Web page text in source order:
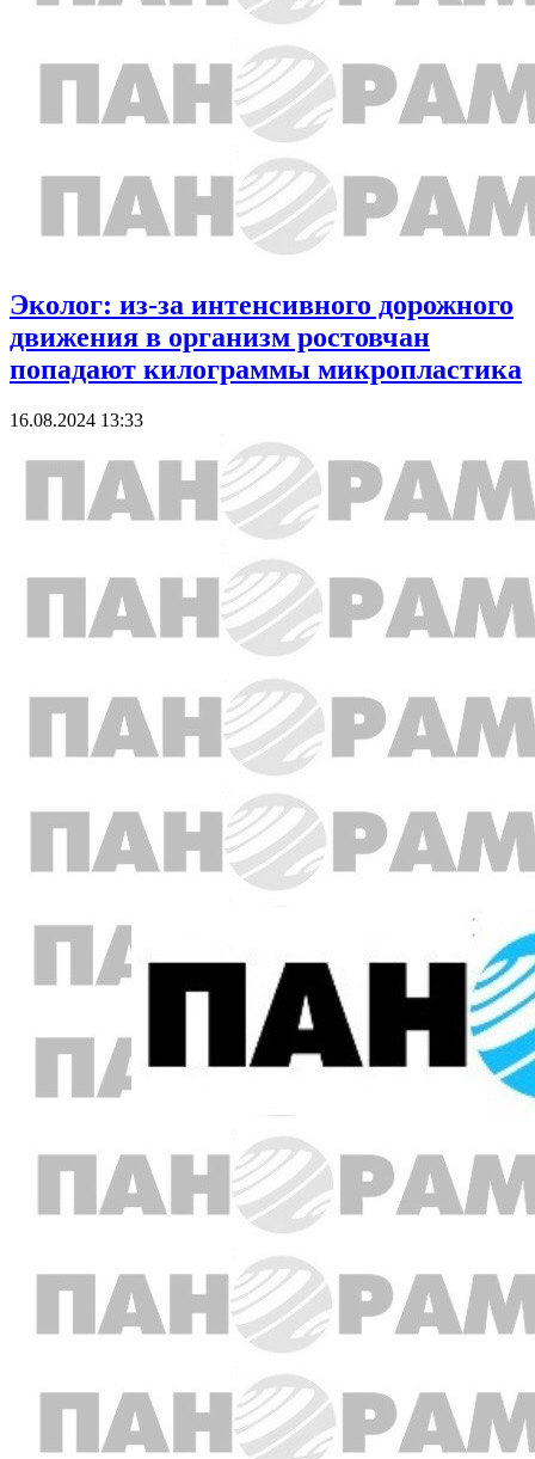
Эколог: из-за интенсивного дорожного
движения в организм ростовчан
попадают килограммы микропластика
16.08.2024 13:33